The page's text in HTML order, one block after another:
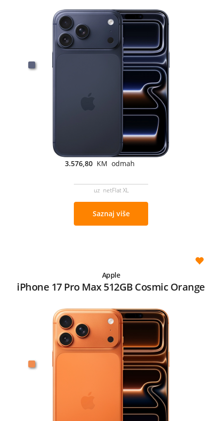
3.576,80 KM odmah
uz netFlat XL
Saznaj više
Apple
iPhone 17 Pro Max 512GB Cosmic Orange